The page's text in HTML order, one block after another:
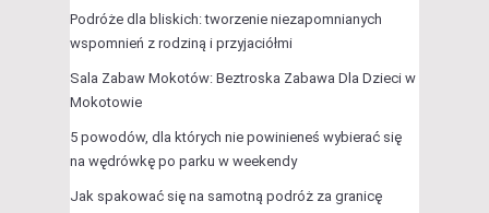
Podróże dla bliskich: tworzenie niezapomnianych
wspomnień z rodziną i przyjaciółmi
Sala Zabaw Mokotów: Beztroska Zabawa Dla Dzieci w
Mokotowie
5 powodów, dla których nie powinieneś wybierać się
na wędrówkę po parku w weekendy
Jak spakować się na samotną podróż za granicę